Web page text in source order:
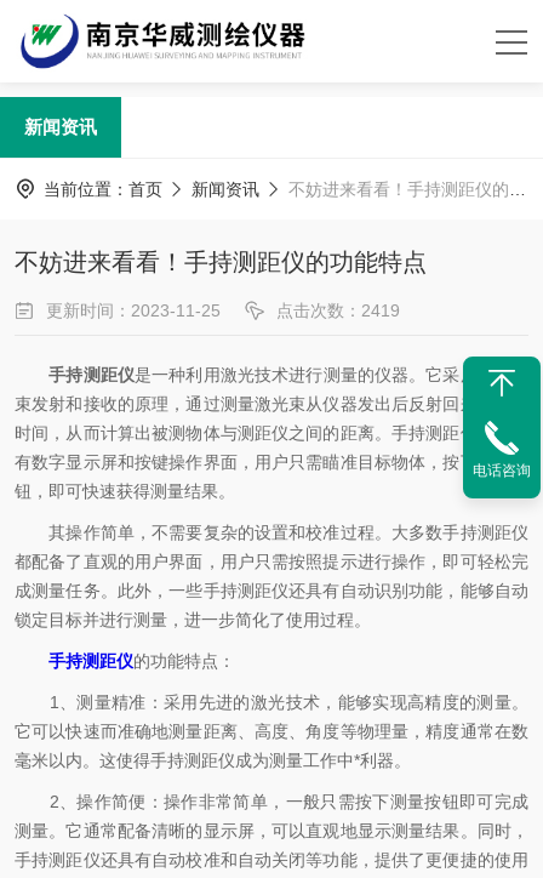
新闻资讯
当前位置： 首页 新闻资讯 不妨进来看看！手持测距仪的功能特点
不妨进来看看！手持测距仪的功能特点
更新时间：2023-11-25 点击次数：2419
手持测距仪是一种利用激光技术进行测量的仪器。它采用了激光
束发射和接收的原理，通过测量激光束从仪器发出后反射回来所需的
时间，从而计算出被测物体与测距仪之间的距离。手持测距仪通常具
有数字显示屏和按键操作界面，用户只需瞄准目标物体，按下测量按
钮，即可快速获得测量结果。
其操作简单，不需要复杂的设置和校准过程。大多数手持测距仪
都配备了直观的用户界面，用户只需按照提示进行操作，即可轻松完
成测量任务。此外，一些手持测距仪还具有自动识别功能，能够自动
锁定目标并进行测量，进一步简化了使用过程。
手持测距仪的功能特点：
1、测量精准：采用先进的激光技术，能够实现高精度的测量。
它可以快速而准确地测量距离、高度、角度等物理量，精度通常在数
毫米以内。这使得手持测距仪成为测量工作中*利器。
2、操作简便：操作非常简单，一般只需按下测量按钮即可完成
测量。它通常配备清晰的显示屏，可以直观地显示测量结果。同时，
手持测距仪还具有自动校准和自动关闭等功能，提供了更便捷的使用
电话咨询